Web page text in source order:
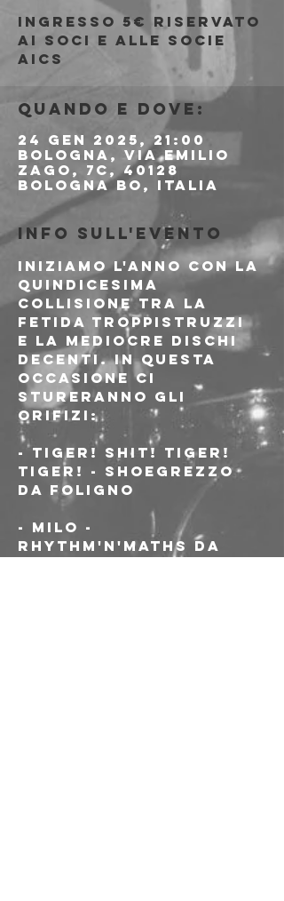
Ingresso 5€ riservato
ai soci e alle socie
AICS
Quando e dove:
24 gen 2025, 21:00
Bologna, Via Emilio
Zago, 7c, 40128
Bologna BO, Italia
Info sull'evento
Iniziamo l'anno con la
quindicesima
collisione tra la
fetida troppistruzzi
e la mediocre Dischi
Decenti. In questa
occasione ci
stureranno gli
orifizi:
- Tiger! Shit! Tiger!
Tiger! - Shoegrezzo
da Foligno
- Milo -
rhythm'n'maths da